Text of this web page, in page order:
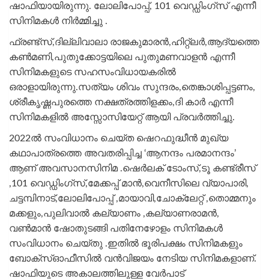
ഷാഫിയായിരുന്നു. ലോലിപോപ്പ്, 101 വെഡ്ഡിംഗ്സ് എന്നീ
സിനിമകൾ നിർമ്മിച്ചു .
ഫ്രണ്ട്സ്,ദില്ലിവാലാ രാജകുമാരൻ,ഹിറ്റ്ലർ,ആദ്യത്തെ
കൺ‌മണി,പുതുക്കോട്ടയിലെ പുതുമണവാളൻ എന്നീ
സിനിമകളുടെ സഹസംവിധായകരിൽ
ഒരാളായിരുന്നു.സത്യം ശിവം സുന്ദരം,തെങ്കാശിപ്പട്ടണം,
ശ്രീകൃഷ്ണപുരത്തെ നക്ഷത്രത്തിളക്കം,ദി കാർ എന്നീ
സിനിമകളിൽ അസ്സോസിയേറ്റ് ആയി പ്രവർത്തിച്ചു.
2022ൽ സംവിധാനം ചെയ്‌ത ഷെറഫുദ്ധീൻ മുഖ്യ
കഥാപാത്രത്തെ അവതരിപ്പിച്ച ‘ആനന്ദം പരമാനന്ദം’
ആണ് അവസാനസിനിമ .ഷെർലക് ടോംസ്,ടൂ കണ്ട്രീസ്
,101 വെഡ്ഡിംഗ്സ്,മേക്കപ്പ് മാൻ,വെനീസിലെ വ്യാപാരി,
ചട്ടമ്പിനാട്,ലോലിപോപ്പ് ,മായാവി,ചോക്ലേറ്റ് ,തൊമ്മനും
മക്കളും,പുലിവാൽ കല്യാണം ,കല്യാണരാമൻ,
വൺ‌മാൻ ഷോതുടങ്ങി പതിനേഴോളം സിനിമകൾ
സംവിധാനം ചെയ്‌തു .ഇതിൽ ഭൂരിപക്ഷം സിനിമകളും
ബോക്സ്ഓഫീസിൽ വൻവിജയം നേടിയ സിനിമകളാണ്.
ഷാഫിയുടെ അകാലത്തിലുള്ള വേർപാട്